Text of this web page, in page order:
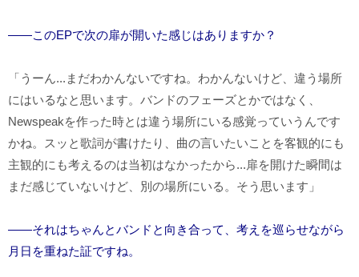
――このEPで次の扉が開いた感じはありますか？
「うーん...まだわかんないですね。わかんないけど、違う場所
にはいるなと思います。バンドのフェーズとかではなく、
Newspeakを作った時とは違う場所にいる感覚っていうんです
かね。スッと歌詞が書けたり、曲の言いたいことを客観的にも
主観的にも考えるのは当初はなかったから...扉を開けた瞬間は
まだ感じていないけど、別の場所にいる。そう思います」
――それはちゃんとバンドと向き合って、考えを巡らせながら
月日を重ねた証ですね。